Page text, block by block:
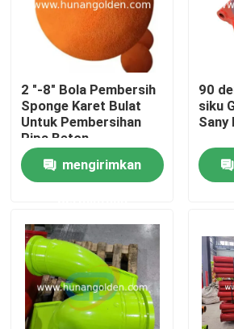
Tur Pabrik
Kontrol kualitas
Hubungi kami
Berita
Suku Cadang Pompa Beton
Pipa Pengiriman Pompa Beton
2 "-8" Bola Pembersih
Sponge Karet Bulat
Untuk Pembersihan
Pipa Beton
mengirimkan
90
siku
Sany